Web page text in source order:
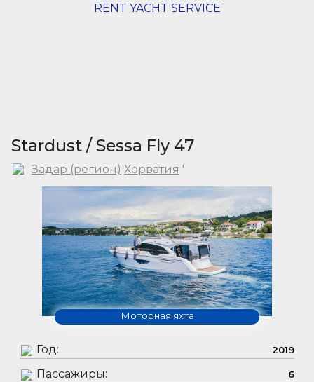
RENT YACHT SERVICE
Stardust / Sessa Fly 47
Задар (регион) Хорватия '
Моторная яхта
Год: 2019
Пассажиры: 6